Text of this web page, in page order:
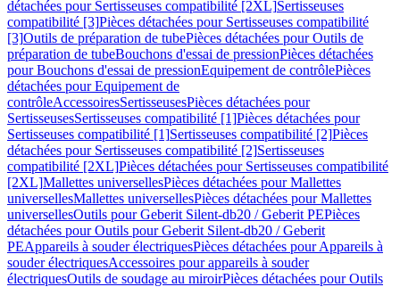
détachées pour Sertisseuses compatibilité [2XL]Sertisseuses
compatibilité [3]Pièces détachées pour Sertisseuses compatibilité
[3]Outils de préparation de tubePièces détachées pour Outils de
préparation de tubeBouchons d'essai de pressionPièces détachées
pour Bouchons d'essai de pressionEquipement de contrôlePièces
détachées pour Equipement de
contrôleAccessoiresSertisseusesPièces détachées pour
SertisseusesSertisseuses compatibilité [1]Pièces détachées pour
Sertisseuses compatibilité [1]Sertisseuses compatibilité [2]Pièces
détachées pour Sertisseuses compatibilité [2]Sertisseuses
compatibilité [2XL]Pièces détachées pour Sertisseuses compatibilité
[2XL]Mallettes universellesPièces détachées pour Mallettes
universellesMallettes universellesPièces détachées pour Mallettes
universellesOutils pour Geberit Silent-db20 / Geberit PEPièces
détachées pour Outils pour Geberit Silent-db20 / Geberit
PEAppareils à souder électriquesPièces détachées pour Appareils à
souder électriquesAccessoires pour appareils à souder
électriquesOutils de soudage au miroirPièces détachées pour Outils